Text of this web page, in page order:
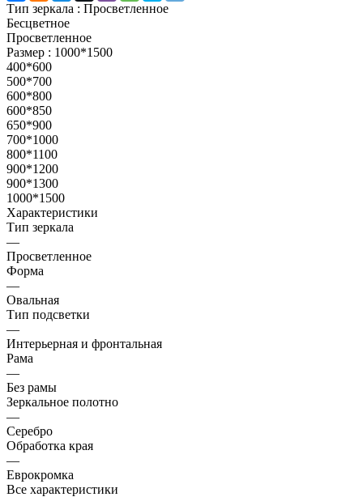
Тип зеркала : Просветленное
Бесцветное
Просветленное
Размер : 1000*1500
400*600
500*700
600*800
600*850
650*900
700*1000
800*1100
900*1200
900*1300
1000*1500
Характеристики
Тип зеркала
—
Просветленное
Форма
—
Овальная
Тип подсветки
—
Интерьерная и фронтальная
Рама
—
Без рамы
Зеркальное полотно
—
Серебро
Обработка края
—
Еврокромка
Все характеристики